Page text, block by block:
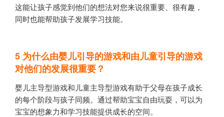
这能让孩子感觉到他们的想法对您来说很重要、很有趣，
同时也能帮助孩子发展学习技能。
5 为什么由婴儿引导的游戏和由儿童引导的游戏
对他们的发展很重要？
婴儿主导型游戏和儿童主导型游戏有助于父母在孩子成长
的每个阶段与孩子同频。通过帮助宝宝自由玩耍，可以为
宝宝的想象力和学习技能提供成长的空间。